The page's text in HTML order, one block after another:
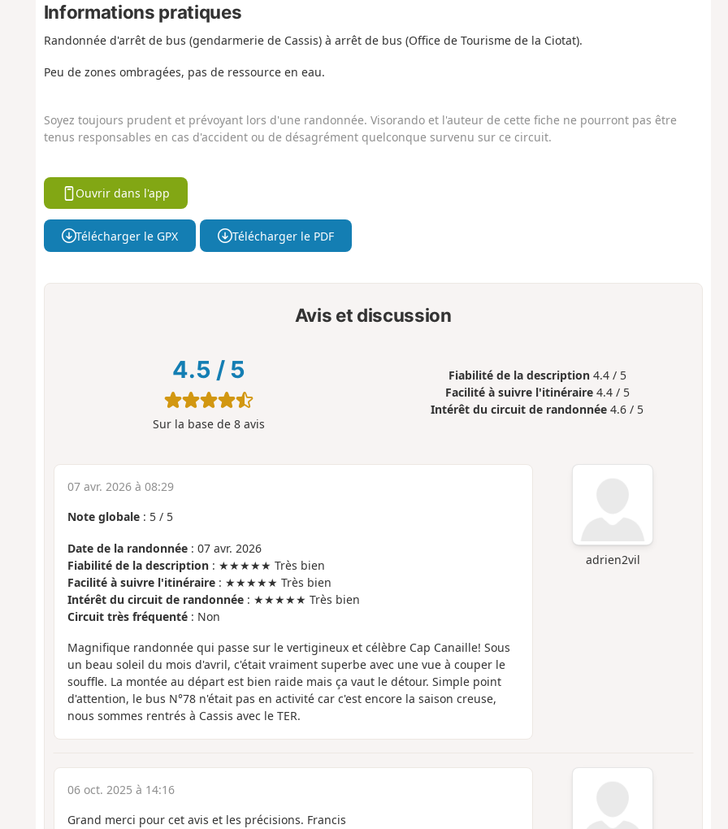
Informations pratiques
Randonnée d'arrêt de bus (gendarmerie de Cassis) à arrêt de bus (Office de Tourisme de la Ciotat).
Peu de zones ombragées, pas de ressource en eau.
Soyez toujours prudent et prévoyant lors d'une randonnée. Visorando et l'auteur de cette fiche ne pourront pas être
tenus responsables en cas d'accident ou de désagrément quelconque survenu sur ce circuit.
Ouvrir dans l'app
Télécharger le GPX Télécharger le PDF
Avis et discussion
4.5 / 5
Sur la base de 8avis
Fiabilité de la description 4.4 / 5
Facilité à suivre l'itinéraire 4.4 / 5
Intérêt du circuit de randonnée 4.6 / 5
adrien2vil
07 avr. 2026 à 08:29
Note globale: 5/ 5
Date de la randonnée: 07 avr. 2026
Fiabilité de la description: ★★★★★ Très bien
Facilité à suivre l'itinéraire: ★★★★★ Très bien
Intérêt du circuit de randonnée: ★★★★★ Très bien
Circuit très fréquenté: Non
Magnifique randonnée qui passe sur le vertigineux et célèbre Cap Canaille! Sous
un beau soleil du mois d'avril, c'était vraiment superbe avec une vue à couper le
souffle. La montée au départ est bien raide mais ça vaut le détour. Simple point
d'attention, le bus N°78 n'était pas en activité car c'est encore la saison creuse,
nous sommes rentrés à Cassis avec le TER.
06 oct. 2025 à 14:16
Grand merci pour cet avis et les précisions. Francis